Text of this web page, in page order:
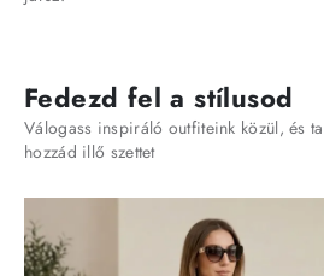
Fedezd fel a stílusod
Válogass inspiráló outfiteink közül, és
hozzád illő szettet